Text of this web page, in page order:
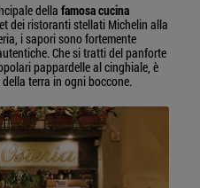
della famosa cucina
dei ristoranti stellati Michelin alla
i sapori sono fortemente
Che si tratti del panforte
pappardelle al cinghiale, è
terra in ogni boccone.